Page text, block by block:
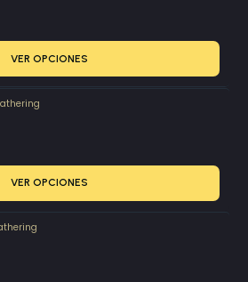
VER OPCIONES
VER OPCIONES